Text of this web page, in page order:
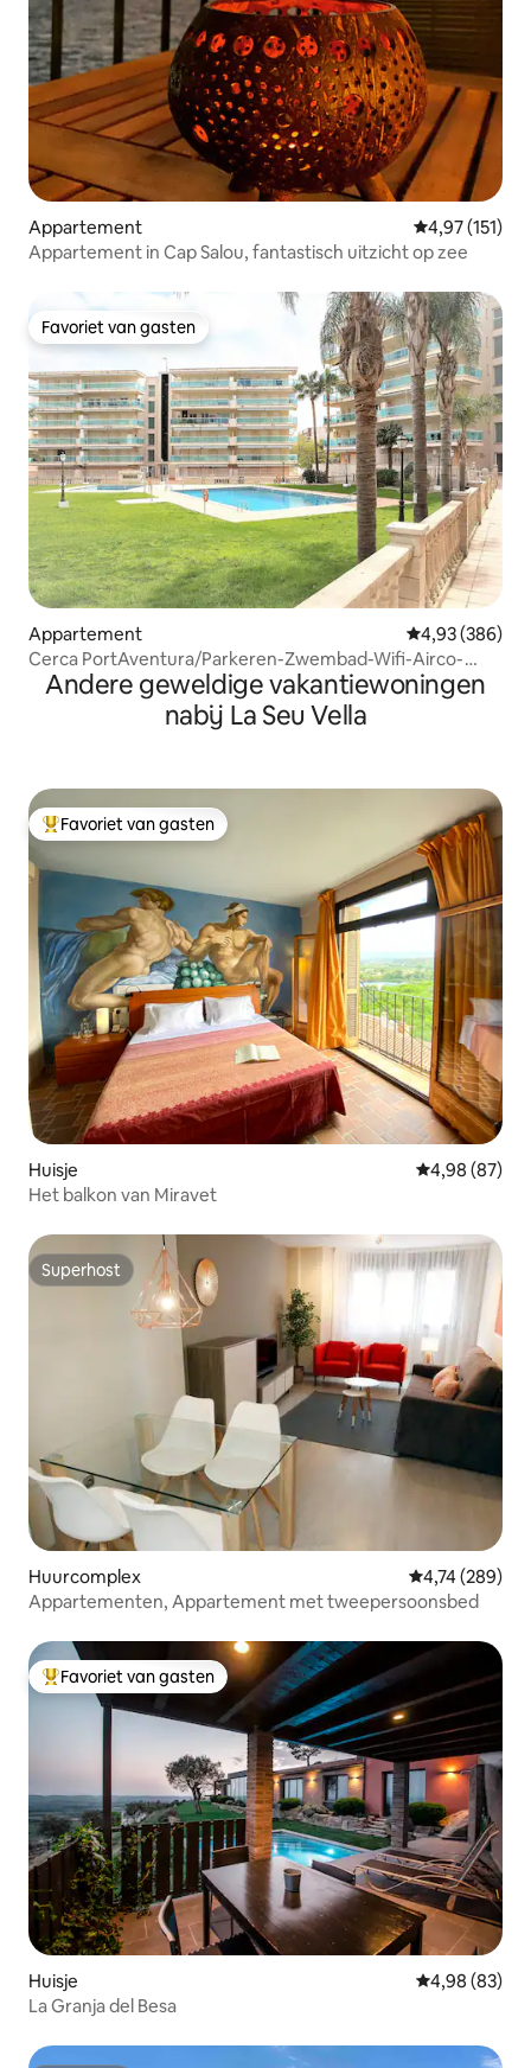
Appartement Gemiddelde
4,97 (151)
Appartement in Cap Salou, fantastisch uitzicht op zee
Favoriet van gasten
Favoriet van gasten
Appartement Gemiddelde
4,93 (386)
Cerca PortAventura/Parkeren-Zwembad-Wifi-Airco-
Verwarming.
Andere geweldige vakantiewoningen
nabij La Seu Vella
Topfavoriet van gasten
Favoriet van gasten
Huisje Gemiddelde
4,98 (87)
Het balkon van Miravet
Superhost
Superhost
Huurcomplex Gemiddelde
4,74 (289)
Appartementen, Appartement met tweepersoonsbed
Topfavoriet van gasten
Favoriet van gasten
Huisje Gemiddelde
4,98 (83)
La Granja del Besa